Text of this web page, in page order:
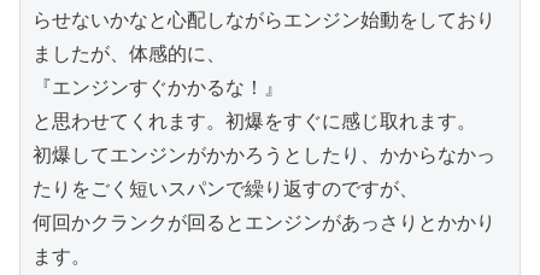
らせないかなと心配しながらエンジン始動をしており
ましたが、体感的に、
『エンジンすぐかかるな！』
と思わせてくれます。初爆をすぐに感じ取れます。
初爆してエンジンがかかろうとしたり、かからなかっ
たりをごく短いスパンで繰り返すのですが、
何回かクランクが回るとエンジンがあっさりとかかり
ます。